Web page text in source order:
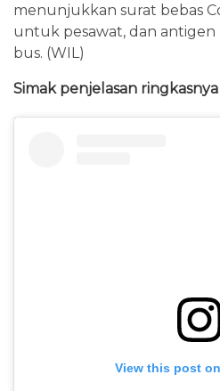
menunjukkan surat bebas
untuk pesawat, dan
bus. (WIL)
Simak penjelasan
View this post